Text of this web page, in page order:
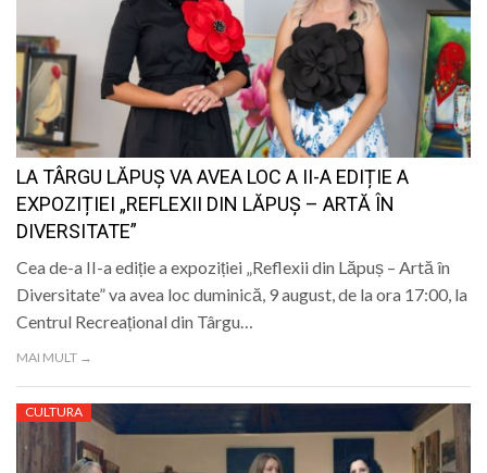
LA TÂRGU LĂPUȘ VA AVEA LOC A II-A EDIȚIE A
EXPOZIȚIEI „REFLEXII DIN LĂPUȘ – ARTĂ ÎN
DIVERSITATE”
Cea de-a II-a ediție a expoziției „Reflexii din Lăpuș – Artă în
Diversitate” va avea loc duminică, 9 august, de la ora 17:00, la
Centrul Recreațional din Târgu…
MAI MULT →
CULTURA